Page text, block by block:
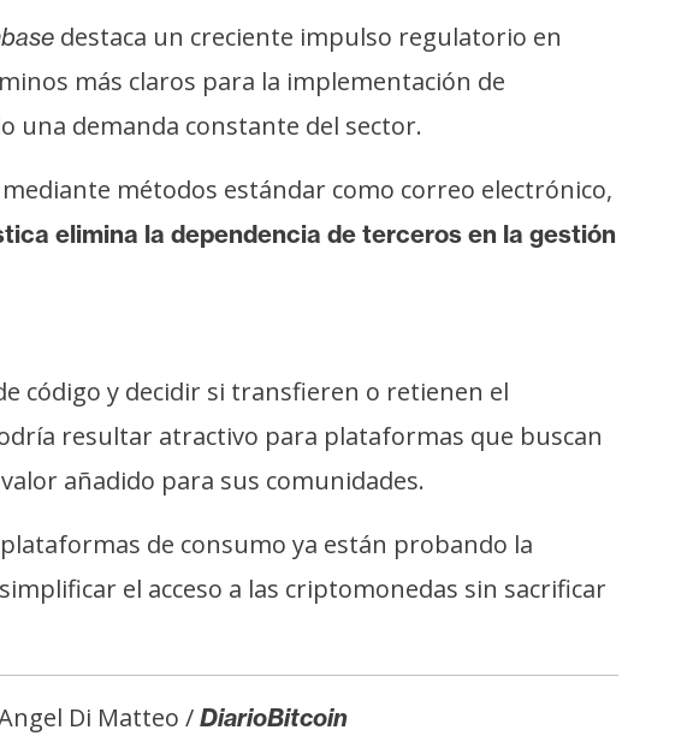
destaca un creciente impulso regulatorio en
más claros para la implementación de
una demanda constante del sector.
métodos estándar como correo electrónico,
elimina la dependencia de terceros en la gestión
código y decidir si transfieren o retienen el
resultar atractivo para plataformas que buscan
añadido para sus comunidades.
de consumo ya están probando la
el acceso a las criptomonedas sin sacrificar
Di Matteo / DiarioBitcoin